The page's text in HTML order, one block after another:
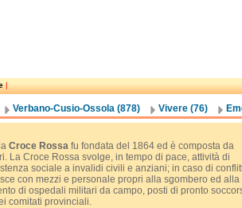
|
Verbano-Cusio-Ossola (878) Vivere (76)
Croce Rossafu fondata del 1864 ed è composta da
La Croce Rossa svolge, in tempo di pace, attività di
sociale a invalidi civili e anziani; in caso di
con mezzi e personale propri alla sgombero ed alla
di ospedali militari da campo, posti di pronto
comitati provinciali.